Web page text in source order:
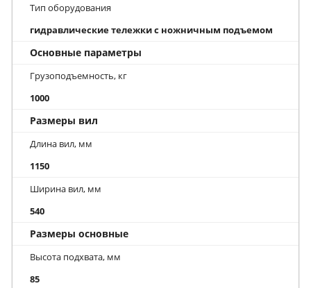
Тип оборудования
гидравлические тележки с ножничным подъемом
Основные параметры
Грузоподъемность, кг
1000
Размеры вил
Длина вил, мм
1150
Ширина вил, мм
540
Размеры основные
Высота подхвата, мм
85